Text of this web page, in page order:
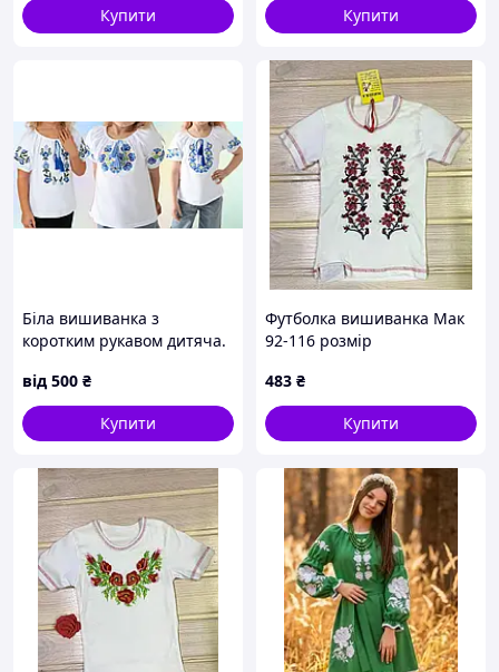
Купити
Купити
Біла вишиванка з
коротким рукавом дитяча.
трикотажна для дівчинки.
Вишиванка з блакитною
вишивкою для дівчинки.
від 500 ₴
Купити
Футболка вишиванка Мак
92-116 розмір
483 ₴
Купити